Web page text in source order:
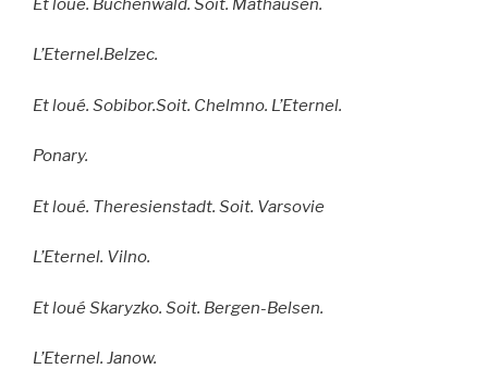
L’Eternel.Belzec.
Et loué. Sobibor.Soit. Chelmno. L’Eternel.
Ponary.
Et loué. Theresienstadt. Soit. Varsovie
L’Eternel. Vilno.
Et loué Skaryzko. Soit. Bergen-Belsen.
L’Eternel. Janow.